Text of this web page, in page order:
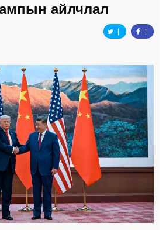
Гэмт хэрэг
Спорт
Easy news
айлчлал